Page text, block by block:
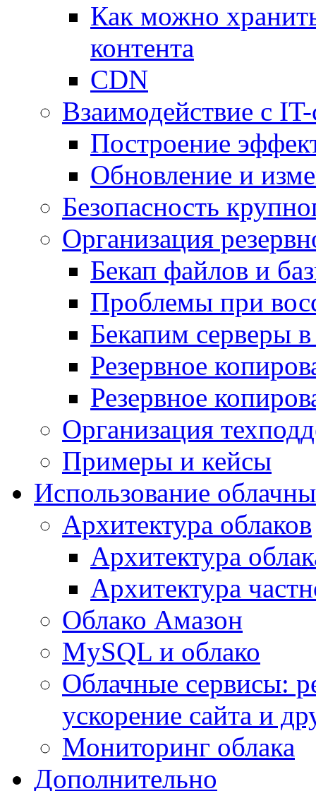
Как можно
контента
CDN
Взаимодействие с
Построение
Обновление и
Безопасность
Организация
Бекап файлов и
Проблемы при
Бекапим серверы
Резервное
Резервное
Организация
Примеры и кейсы
Использование
Архитектура облаков
Архитектура
Архитектура
Облако Амазон
MySQL и облако
Облачные сервисы:
ускорение сайта и
Мониторинг облака
Дополнительно